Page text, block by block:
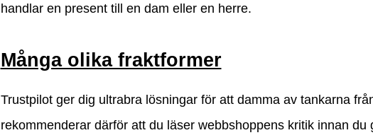
handlar en present till en dam eller en herre.
Många olika fraktformer
Trustpilot ger dig ultrabra lösningar för att damma av tankarna
rekommenderar därför att du läser webbshoppens kritik innan du